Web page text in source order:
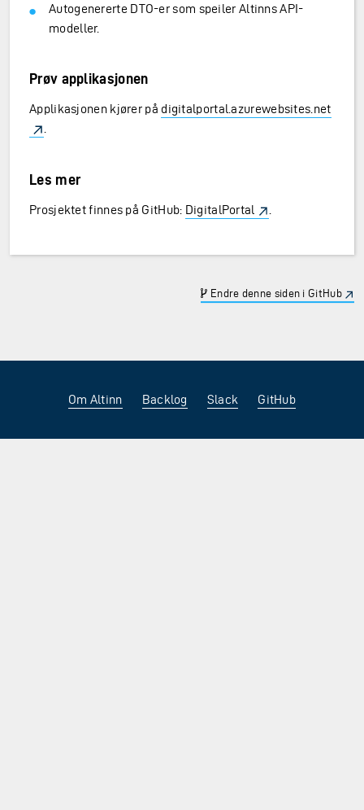
Autogenererte DTO-er som speiler Altinns API-
modeller.
Prøv applikasjonen
Applikasjonen kjører på digitalportal.azurewebsites.net
Les mer
Prosjektet finnes på GitHub: DigitalPortal
Endre denne siden i GitHub
Om Altinn Backlog Slack GitHub